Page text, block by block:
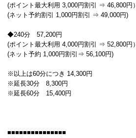
(ポイント最大利用 3,000円割引 ⇒ 46,800円）
(ネット予約割引 1,000円割引 ⇒ 49,000円)
◆240分 57,200円
(ポイント最大利用 4,000円割引 ⇒ 52,800円）
(ネット予約 1,000円割引⇒ 56,100円)
※以上は60分につき 14,300円
※延長30分 8,300円
※延長60分 15,400円
■■■■■■■■■■■■■■■